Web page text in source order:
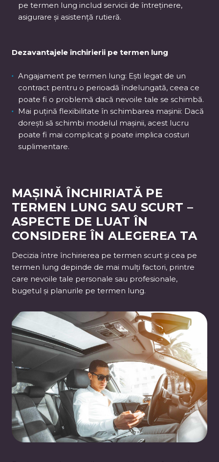
pe termen lung includ servicii de întreținere,
asigurare și asistență rutieră.
Dezavantajele închirierii pe termen lung
Angajament pe termen lung: Ești legat de un
contract pentru o perioadă îndelungată, ceea ce
poate fi o problemă dacă nevoile tale se schimbă.
Mai puțină flexibilitate în schimbarea mașinii: Dacă
dorești să schimbi modelul mașinii, acest lucru
poate fi mai complicat și poate implica costuri
suplimentare.
MAȘINĂ ÎNCHIRIATĂ PE
TERMEN LUNG SAU SCURT –
ASPECTE DE LUAT ÎN
CONSIDERE ÎN ALEGEREA TA
Decizia între închirierea pe termen scurt și cea pe
termen lung depinde de mai mulți factori, printre
care nevoile tale personale sau profesionale,
bugetul și planurile pe termen lung.